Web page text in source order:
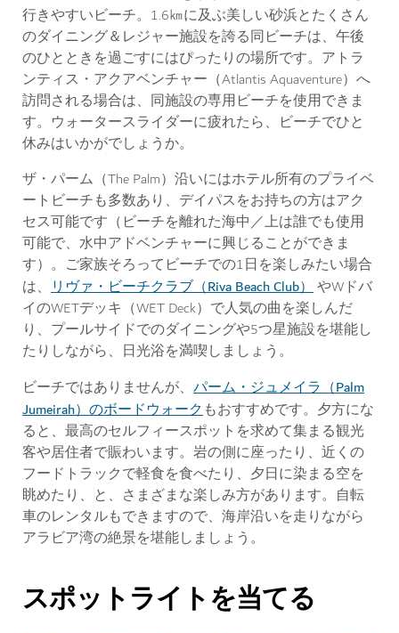
行きやすいビーチ。1.6㎞に及ぶ美しい砂浜とたくさん
のダイニング＆レジャー施設を誇る同ビーチは、午後
のひとときを過ごすにはぴったりの場所です。アトラ
ンティス・アクアベンチャー（Atlantis Aquaventure）へ
訪問される場合は、同施設の専用ビーチを使用できま
す。ウォータースライダーに疲れたら、ビーチでひと
休みはいかがでしょうか。
ザ・パーム（The Palm）沿いにはホテル所有のプライベ
ートビーチも多数あり、デイパスをお持ちの方はアク
セス可能です（ビーチを離れた海中／上は誰でも使用
可能で、水中アドベンチャーに興じることができま
す）。ご家族そろってビーチでの1日を楽しみたい場合
は、 リヴァ・ビーチクラブ（Riva Beach Club）やWドバ
イのWETデッキ（WET Deck）で人気の曲を楽しんだ
り、プールサイドでのダイニングや5つ星施設を堪能し
たりしながら、日光浴を満喫しましょう。
ビーチではありませんが、 パーム・ジュメイラ（Palm
Jumeirah）のボードウォークもおすすめです。夕方にな
ると、最高のセルフィースポットを求めて集まる観光
客や居住者で賑わいます。岩の側に座ったり、近くの
フードトラックで軽食を食べたり、夕日に染まる空を
眺めたり、と、さまざまな楽しみ方があります。自転
車のレンタルもできますので、海岸沿いを走りながら
アラビア湾の絶景を堪能しましょう。
スポットライトを当てる